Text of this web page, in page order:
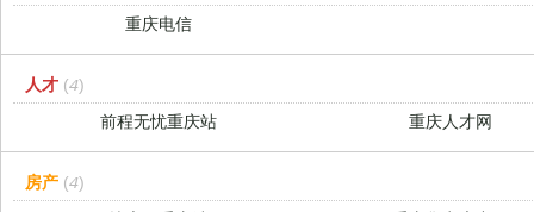
重庆电信
人才 (4)
前程无忧重庆站
重庆人才网
房产 (4)